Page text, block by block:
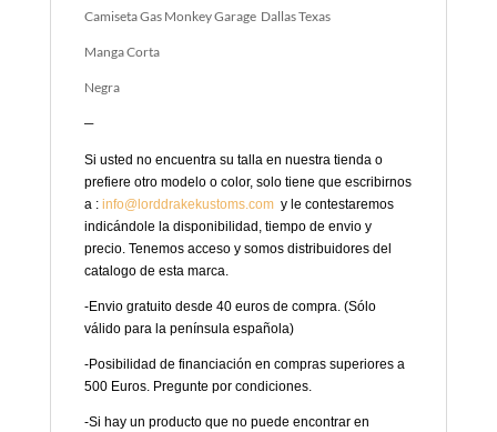
Camiseta Gas Monkey Garage Dallas Texas
Manga Corta
Negra
–
Si usted no encuentra su talla en nuestra tienda o
prefiere otro modelo o color, solo tiene que escribirnos
a : info@lorddrakekustoms.comy le contestaremos
indicándole la disponibilidad, tiempo de envio y
precio. Tenemos acceso y somos distribuidores del
catalogo de esta marca.
-Envio gratuito desde 40 euros de compra. (Sólo
válido para la península española)
-Posibilidad de financiación en compras superiores a
500 Euros. Pregunte por condiciones.
-Si hay un producto que no puede encontrar en